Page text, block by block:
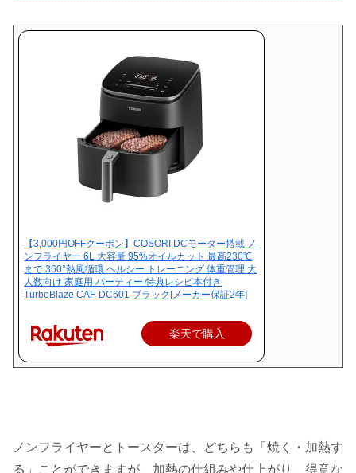
【3,000円OFFクーポン】COSORI DCモーター搭載 ノ
ンフライヤー 6L 大容量 95%オイルカット 最高230℃
まで 360°熱風循環 ヘルシー トレーニング 体重管理 大
人数向け 家庭用 パーティー 特典レシピ本付き
TurboBlaze CAF-DC601 ブラック[メーカー保証2年]
楽天で購入
ノンフライヤーとトースターは、どちらも「焼く・加熱す
る」ことができますが、加熱の仕組みや仕上がり、得意な